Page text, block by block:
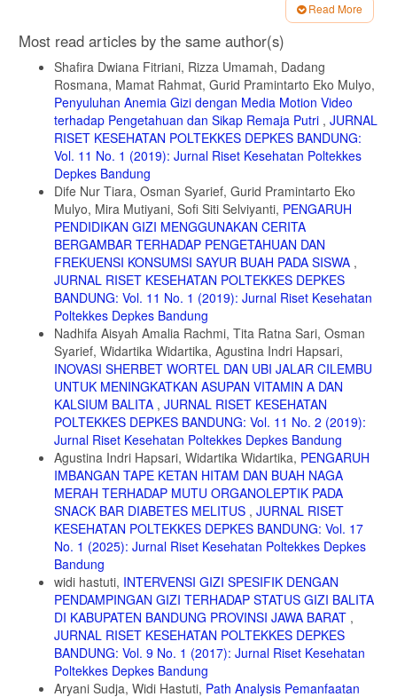
6. Kholik, S. 2006. Media Kalender sebagai Media Penyuluhan dalam
Meningkatkan Pengetahuan, Sikap dan Perilaku Keluarga dalam
Pencegahan DBD di Kecamatan Landasan Ulin Kota Banjarbaru.
Tesis. Universitas Gadjah Mada.
7. Titik. Pemanfaatan Kalender 4M sebagai Alat Bantu Meningkatkan
Peran Serta Masyarakat. Global Medical and Health Communication.
2016, 4 (2).
8. Octaviani, V. Efektivitas Penggunaan Media Periklanan Pada
Universitas Dehasen Bengkulu. Jurnal Proffesional FIS UNIVED.
2015, 2 (2).
9. Wahyuni, S. 2013. Hubungan Konsumsi Fast Food dengan
Obesitas Pada Remaja di Akademi Kebidanan Muhammadiyah Banda
Aceh. Skripsi. Universitas ‘Aisyiyah Yogyakarta.
10. Notoatmodjo, S. Pendidikan dan Perilaku Kesehatan. Jakarta: PT
Rineka Cipta. 2003.
11. Zakaria. Pengaruh Konseling Gizi terhadap Perubahan Perilaku,
Pola Makan dan Berat Badan Remaja Gemuk di SMAN 2 Makassar.
Media Gizi Pangan. 2012, 14 (2).
12. M. Bedy, H. Hidayanty dan S. Fatimah. 2018. Pengaruh Edukasi
Menggunakan Booklet Terhadap Pengetahuan, Sikap, Konsumsi
Sayur dan Buah Remaja. Artikel Penelitian. Universitas Hassanudin.
13. Khairuna. Penyuluhan Gizi dengan Media Komik untuk
Meningkatkan Pengetahuan tentang Keamanan Makanan Jajanan.
Jurnal Kesehatan Masyarakat. 2012, 8 (1).
14. Nurmasyita, Widjanarko B. dan Margawati A. Pengaruh Intervensi
Pendidikan Gizi Terhadap Peningkatan Pengetahuan Gizi, Perubahan
Asupan Zat Gizi dan Indeks Massa Tubuh Remaja Kelebihan Berat
Badan. Jurnal Gizi Indonesia. 2015, 4 (1): 38-47.
15. Notoatmodjo, S. Promosi Kesehatan dan Ilmu Perilaku. Jakarta:
Rineka Cipta. 2007.
16. Pamurti, S dan Febriana, A. I. Efektivitas Pendidikan Kesehatan
dengan Media Kalender oleh Kader Posyandu dalam Meningkatkan
Kemampuan Ibu Mendeteksi Dini Pneumonia Balita. Journal of Health
Education. 2016, 1 (2).
17. D Safitri, Nurul R dan D Yudi. Pengaruh Edukasi Gizi dengan
Ceramah dan Booklet terhadap Peningkatan Pengetahuan dan Sikap
Gizi Remaja Overweight. Journal of Nutrition College. 2016, 5 (4).
Read More
Article
Details
Most read articles by the same author(s)
Shafira Dwiana Fitriani, Rizza Umamah, Dadang
Rosmana, Mamat Rahmat, Gurid Pramintarto Eko Mulyo,
Penyuluhan Anemia Gizi dengan Media Motion Video
terhadap Pengetahuan dan Sikap Remaja Putri , JURNAL
RISET KESEHATAN POLTEKKES DEPKES BANDUNG:
Vol. 11 No. 1 (2019): Jurnal Riset Kesehatan Poltekkes
Depkes Bandung
Dife Nur Tiara, Osman Syarief, Gurid Pramintarto Eko
Mulyo, Mira Mutiyani, Sofi Siti Selviyanti, PENGARUH
PENDIDIKAN GIZI MENGGUNAKAN CERITA
BERGAMBAR TERHADAP PENGETAHUAN DAN
FREKUENSI KONSUMSI SAYUR BUAH PADA SISWA ,
JURNAL RISET KESEHATAN POLTEKKES DEPKES
BANDUNG: Vol. 11 No. 1 (2019): Jurnal Riset Kesehatan
Poltekkes Depkes Bandung
Nadhifa Aisyah Amalia Rachmi, Tita Ratna Sari, Osman
Syarief, Widartika Widartika, Agustina Indri Hapsari,
INOVASI SHERBET WORTEL DAN UBI JALAR CILEMBU
UNTUK MENINGKATKAN ASUPAN VITAMIN A DAN
KALSIUM BALITA , JURNAL RISET KESEHATAN
POLTEKKES DEPKES BANDUNG: Vol. 11 No. 2 (2019):
Jurnal Riset Kesehatan Poltekkes Depkes Bandung
Agustina Indri Hapsari, Widartika Widartika, PENGARUH
IMBANGAN TAPE KETAN HITAM DAN BUAH NAGA
MERAH TERHADAP MUTU ORGANOLEPTIK PADA
SNACK BAR DIABETES MELITUS , JURNAL RISET
KESEHATAN POLTEKKES DEPKES BANDUNG: Vol. 17
No. 1 (2025): Jurnal Riset Kesehatan Poltekkes Depkes
Bandung
widi hastuti, INTERVENSI GIZI SPESIFIK DENGAN
PENDAMPINGAN GIZI TERHADAP STATUS GIZI BALITA
DI KABUPATEN BANDUNG PROVINSI JAWA BARAT ,
JURNAL RISET KESEHATAN POLTEKKES DEPKES
BANDUNG: Vol. 9 No. 1 (2017): Jurnal Riset Kesehatan
Poltekkes Depkes Bandung
Aryani Sudja, Widi Hastuti, Path Analysis Pemanfaatan